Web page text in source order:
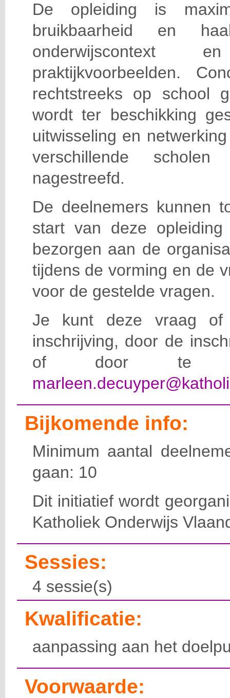
De opleiding is
bruikbaarheid en
praktijkvoorbeelden.
rechtstreeks op school
wordt ter beschikking
uitwisseling en
verschillende scholen
nagestreefd.
De deelnemers kunnen
start van deze
bezorgen aan de
tijdens de vorming en de
voor de gestelde vragen.
Je kunt deze vraag of
inschrijving, door de
of door te e-
Bijkomende info:
Minimum aantal
gaan: 10
Dit initiatief wordt
Katholiek Onderwijs
Sessies:
4 sessie(s)
Kwalificatie:
aanpassing aan het
Voorwaarde: